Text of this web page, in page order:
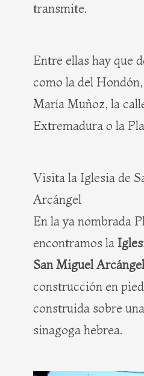
transmite.
Entre ellas hay que
como la del Hondón,
María Muñoz, la
Extremadura o la
Visita la Iglesia de
Arcángel
En la ya nombrada
encontramos la
San Miguel Arcángel
construcción en
construida sobre
sinagoga hebrea.